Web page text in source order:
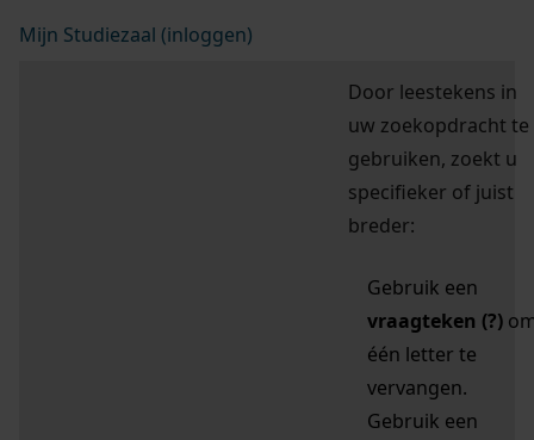
Mijn Studiezaal (inloggen)
Door leestekens in
uw zoekopdracht te
gebruiken, zoekt u
specifieker of juist
breder:
Gebruik een
vraagteken (?)
één letter te
vervangen.
Gebruik een